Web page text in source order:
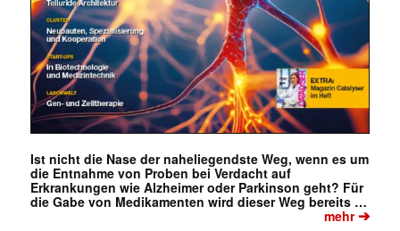
Ist nicht die Nase der naheliegendste Weg, wenn es um
die Entnahme von Proben bei Verdacht auf
Erkrankungen wie Alzheimer oder Parkinson geht? Für
die Gabe von Medikamenten wird dieser Weg bereits …
mehr➔